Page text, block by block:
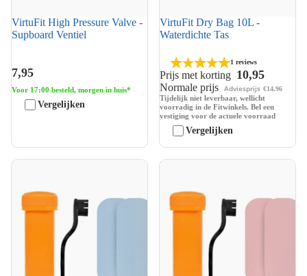
VirtuFit High Pressure Valve -
Supboard Ventiel
7,95
Voor 17:00 besteld, morgen in huis*
Vergelijken
VirtuFit Dry Bag 10L -
Waterdichte Tas
1 reviews
Prijs met korting 10,95
Normale prijs Adviesprijs €14,96
Tijdelijk niet leverbaar, wellicht
voorradig in de Fitwinkels. Bel een
vestiging voor de actuele voorraad
Vergelijken
VirtuFit Reparatiekit Supboard
VirtuFit Reparatiekit Supboard